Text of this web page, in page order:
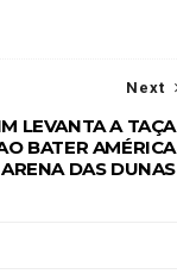
Next
LEVANTA A TAÇA
BATER AMÉRICA
DAS DUNAS